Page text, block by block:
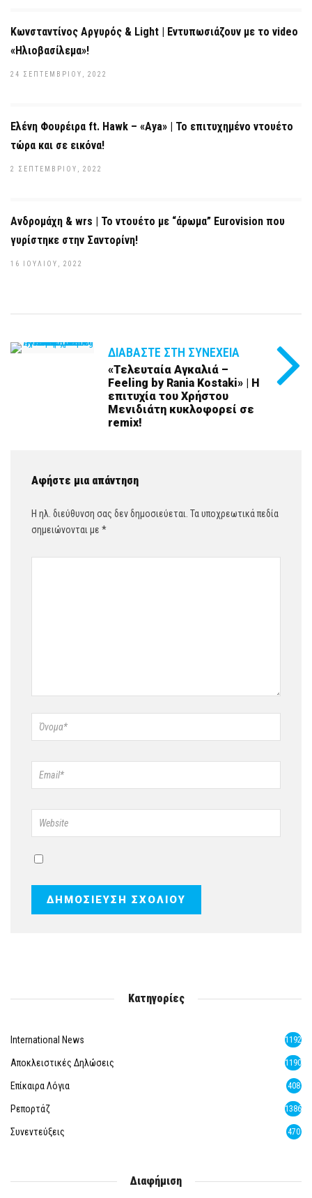
Κωνσταντίνος Αργυρός & Light | Εντυπωσιάζουν με το video
«Ηλιοβασίλεμα»!
24 ΣΕΠΤΕΜΒΡΊΟΥ, 2022
Ελένη Φουρέιρα ft. Hawk – «Aya» | Το επιτυχημένο ντουέτο
τώρα και σε εικόνα!
2 ΣΕΠΤΕΜΒΡΊΟΥ, 2022
Ανδρομάχη & wrs | Το ντουέτο με “άρωμα” Eurovision που
γυρίστηκε στην Σαντορίνη!
16 ΙΟΥΛΊΟΥ, 2022
ΔΙΑΒΆΣΤΕ ΣΤΗ ΣΥΝΈΧΕΙΑ
«Τελευταία Αγκαλιά –
Feeling by Rania Kostaki» | Η
επιτυχία του Χρήστου
Μενιδιάτη κυκλοφορεί σε
remix!
Αφήστε μια απάντηση
Η ηλ. διεύθυνση σας δεν δημοσιεύεται. Τα υποχρεωτικά πεδία
σημειώνονται με *
Κατηγορίες
International News 1192
Αποκλειστικές Δηλώσεις 1190
Επίκαιρα Λόγια 408
Ρεπορτάζ 1386
Συνεντεύξεις 470
Διαφήμιση